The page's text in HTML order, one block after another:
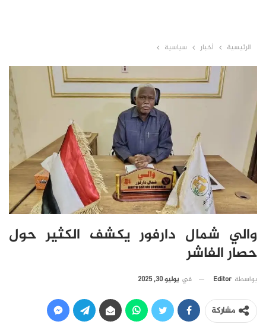
الرئيسية أخبار سياسية
والي شمال دارفور يكشف الكثير حول
حصار الفاشر
بواسطة Editor في يوليو 30, 2025
مشاركة